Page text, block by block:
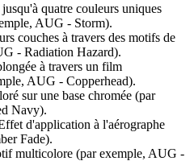
quatre couleurs uniques
AUG - Storm).
couches à travers des motifs de
- Radiation Hazard).
à travers un film
AUG - Copperhead).
sur une base chromée (par
Navy).
d'application à l'aérographe
Fade).
multicolore (par exemple, AUG -